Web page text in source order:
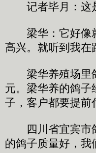
记者毕月：这
梁华：它好像就
高兴。就听到我
梁华养殖场里鸽
元。梁华养的鸽
子，客户都要提前
四川省宜宾市鸽
的鸽子质量好，